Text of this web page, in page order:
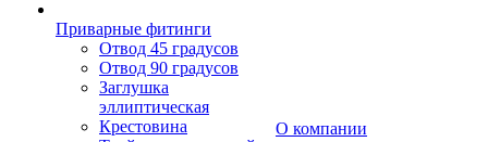
Приварные фитинги
Отвод 45 градусов
Отвод 90 градусов
Заглушка
эллиптическая
Крестовина
О компании